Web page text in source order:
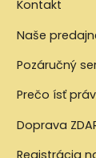
Kontakt
Naše
Pozáručný
Prečo ísť
Doprava